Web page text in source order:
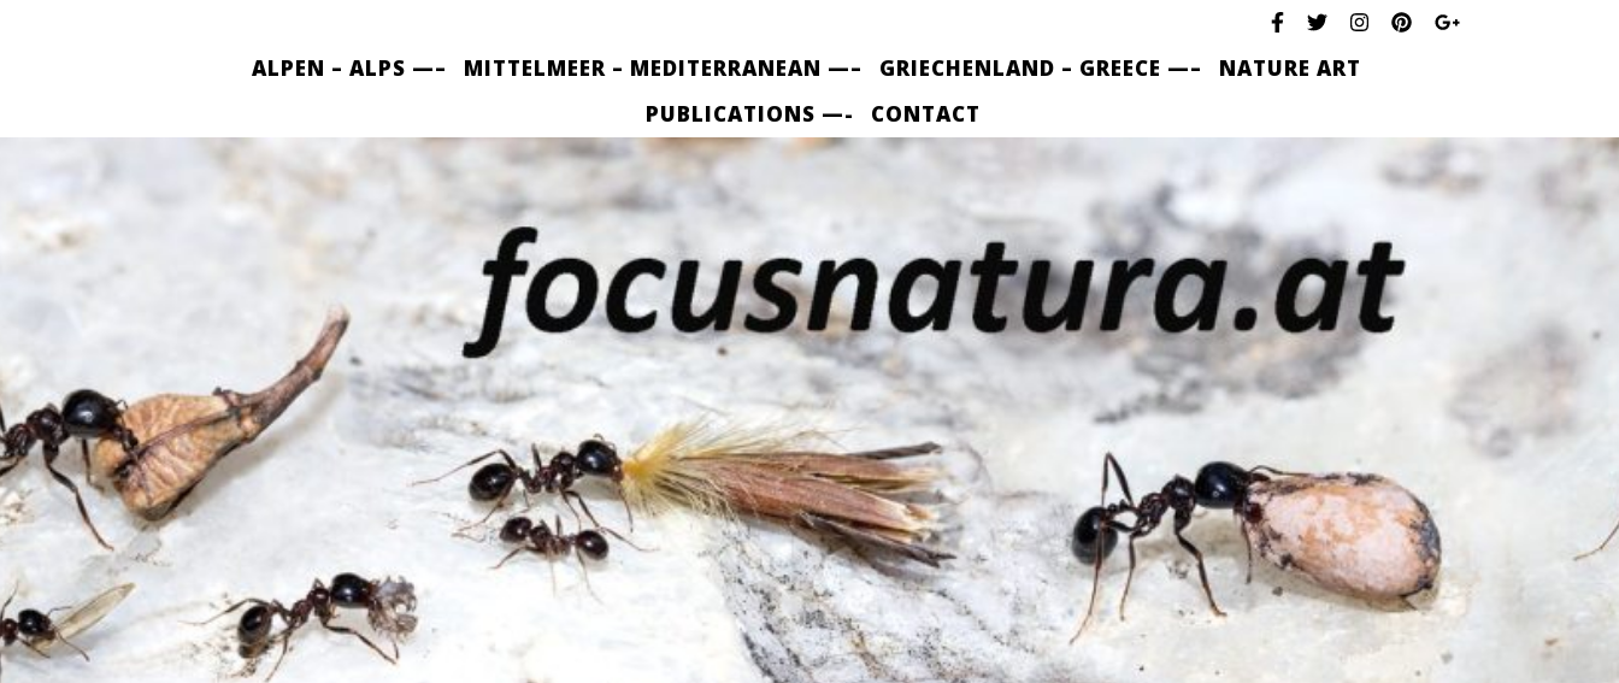
ALPEN – ALPS —– MITTELMEER – MEDITERRANEAN —– GRIECHENLAND – GREECE —–
NATURE ART
PUBLICATIONS —-
CONTACT